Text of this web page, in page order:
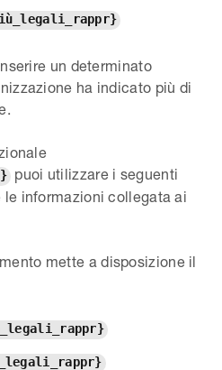
un determinato
ha indicato più di
puoi utilizzare i seguenti
informazioni collegata ai
mette a disposizione il